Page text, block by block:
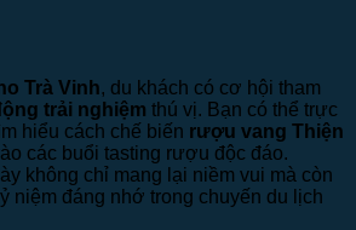
Trà Vinh, du khách có cơ hội tham
trải nghiệm thú vị. Bạn có thể trực
hiểu cách chế biến rượu vang Thiện
các buổi tasting rượu độc đáo.
không chỉ mang lại niềm vui mà còn
niệm đáng nhớ trong chuyến du lịch